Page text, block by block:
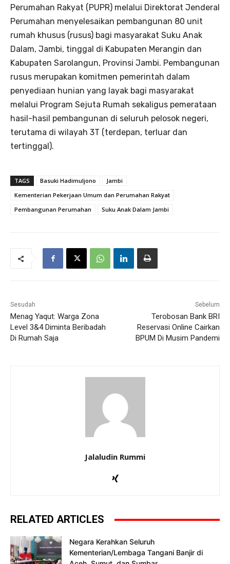
Perumahan Rakyat (PUPR) melalui Direktorat Jenderal
Perumahan menyelesaikan pembangunan 80 unit
rumah khusus (rusus) bagi masyarakat Suku Anak
Dalam, Jambi, tinggal di Kabupaten Merangin dan
Kabupaten Sarolangun, Provinsi Jambi. Pembangunan
rusus merupakan komitmen pemerintah dalam
penyediaan hunian yang layak bagi masyarakat
melalui Program Sejuta Rumah sekaligus pemerataan
hasil-hasil pembangunan di seluruh pelosok negeri,
terutama di wilayah 3T (terdepan, terluar dan
tertinggal).
TAGS Basuki Hadimuljono
Jambi
Kementerian Pekerjaan Umum dan Perumahan Rakyat
Pembangunan Perumahan
Suku Anak Dalam Jambi
Sesudah
Menag Yaqut: Warga Zona
Level 3&4 Diminta Beribadah
Di Rumah Saja
Sebelum
Terobosan Bank BRI
Reservasi Online Cairkan
BPUM Di Musim Pandemi
Jalaludin Rummi
RELATED ARTICLES
Negara Kerahkan Seluruh
Kementerian/Lembaga Tangani Banjir di